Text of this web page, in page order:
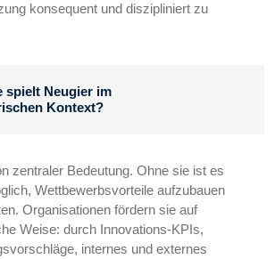
konsequent und diszipliniert zu
spielt Neugier im
Kontext?
zentraler Bedeutung. Ohne sie ist es
Wettbewerbsvorteile aufzubauen
Organisationen fördern sie auf
Weise: durch Innovations-KPIs,
internes und externes